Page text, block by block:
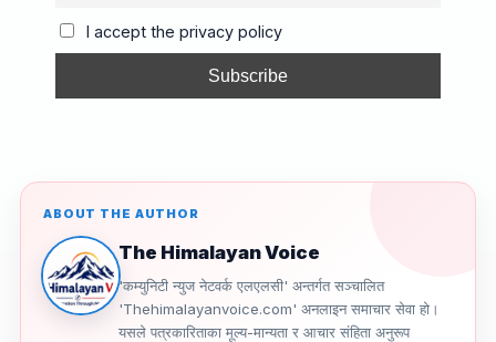
o
o
k
s
m n
k
I accept the privacy policy
ABOUT THE AUTHOR
The Himalayan Voice
'कम्युनिटी न्युज नेटवर्क एलएलसी' अन्तर्गत सञ्चालित
'Thehimalayanvoice.com' अनलाइन समाचार सेवा हो।
यसले पत्रकारिताका मूल्य-मान्यता र आचार संहिता अनुरूप